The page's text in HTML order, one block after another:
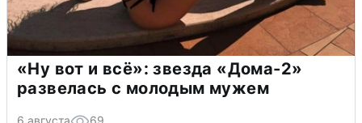
«Ну вот и всё»: звезда «Дома-2»
развелась с молодым мужем
6 августа 69